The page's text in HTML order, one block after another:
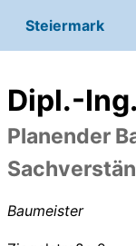
Steiermark
Dipl.-
Planender
Baumeister